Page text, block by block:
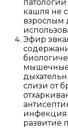
кашля не
взрослым
Эфир
мышечные
слизи от
развитие